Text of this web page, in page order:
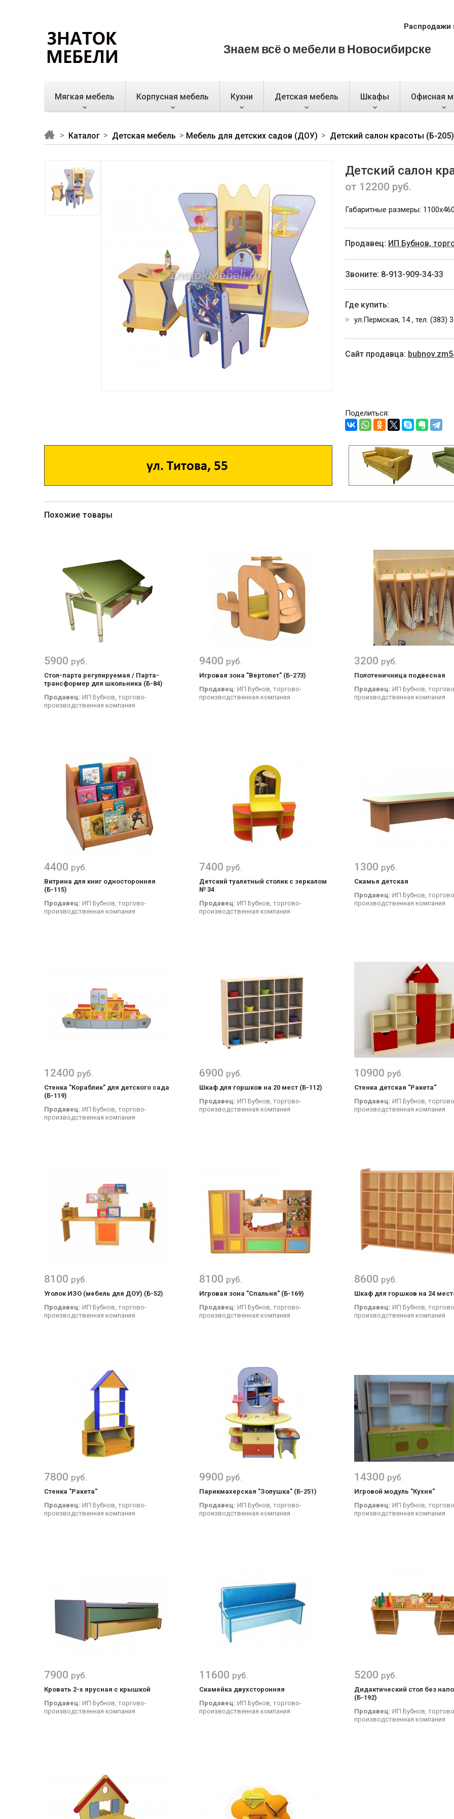
Распродажи
Знаем всё о мебели в Новосибирске
Мягкая мебель Корпусная мебель Кухни Детская мебель Шкафы Офисная
Каталог Детская мебель Мебель для детских садов (ДОУ) Детский салон красоты (Б-205)
Детский салон
от 12200 руб.
Габаритные размеры:
Продавец: ИП Бубнов,
Звоните: 8-913-909-34-33
Где купить:
ул.Пермская, 14 , тел. (383)
Cайт продавца:
Поделиться:
Похожие товары
5900 руб.
Стол-парта регулируемая / Парта-
трансформер для школьника (Б-84)
Продавец: ИП Бубнов, торгово-
производственная компания
9400 руб.
Игровая зона "Вертолет" (Б-273)
Продавец: ИП Бубнов, торгово-
производственная компания
3200 руб.
Полотеничница подвесная
Продавец: ИП Бубнов,
производственная компания
4400 руб.
Витрина для книг односторонняя
(Б-115)
Продавец: ИП Бубнов, торгово-
производственная компания
7400 руб.
Детский туалетный столик с зеркалом
№ 34
Продавец: ИП Бубнов, торгово-
производственная компания
1300 руб.
Скамья детская
Продавец: ИП Бубнов,
производственная компания
12400 руб.
Стенка "Кораблик" для детского сада
(Б-119)
Продавец: ИП Бубнов, торгово-
производственная компания
6900 руб.
Шкаф для горшков на 20 мест (Б-112)
Продавец: ИП Бубнов, торгово-
производственная компания
10900 руб.
Стенка детская "Ракета"
Продавец: ИП Бубнов,
производственная компания
8100 руб.
Уголок ИЗО (мебель для ДОУ) (Б-52)
Продавец: ИП Бубнов, торгово-
производственная компания
8100 руб.
Игровая зона "Спальня" (Б-169)
Продавец: ИП Бубнов, торгово-
производственная компания
8600 руб.
Шкаф для горшков на 24
Продавец: ИП Бубнов,
производственная компания
7800 руб.
Стенка "Ракета"
Продавец: ИП Бубнов, торгово-
производственная компания
9900 руб.
Парикмахерская "Золушка" (Б-251)
Продавец: ИП Бубнов, торгово-
производственная компания
14300 руб.
Игровой модуль "Кухня"
Продавец: ИП Бубнов,
производственная компания
7900 руб.
Кровать 2-х ярусная с крышкой
Продавец: ИП Бубнов, торгово-
производственная компания
11600 руб.
Скамейка двухсторонняя
Продавец: ИП Бубнов, торгово-
производственная компания
5200 руб.
Дидактический стол без
(Б-192)
Продавец: ИП Бубнов,
производственная компания